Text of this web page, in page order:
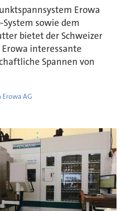
Erowa
System sowie dem
bietet der Schweizer
interessante
Spannen von
AG